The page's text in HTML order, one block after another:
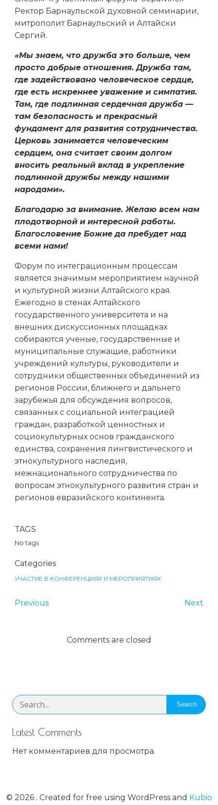
Ректор Барнаульской духовной семинарии,
митрополит Барнаульский и Алтайски
Сергий.
«Мы знаем, что дружба это больше, чем
просто добрые отношения. Дружба там,
где задействовано человеческое сердце,
где есть искреннее уважение и симпатия.
Там, где подлинная сердечная дружба —
там безопасность и прекрасный
фундамент для развития сотрудничества.
Церковь занимается человеческим
сердцем, она считает своим долгом
вносить реальный вклад в укрепление
подлинной дружбы между нашими
народами».
Благодарю за внимание. Желаю всем нам
плодотворной и интересной работы.
Благословение Божие да пребудет над
всеми нами!
Форум по интеграционным процессам
является значимым мероприятием научной
и культурной жизни Алтайского края.
Ежегодно в стенах Алтайского
государственного университета и на
внешних дискуссионных площадках
собираются ученые, государственные и
муниципальные служащие, работники
учреждений культуры, руководители и
сотрудники общественных объединений из
регионов России, ближнего и дальнего
зарубежья для обсуждения вопросов,
связанных с социальной интеграцией
граждан, разработкой ценностных и
социокультурных основ гражданского
единства, сохранения лингвистического и
этнокультурного наследия,
межнационального сотрудничества по
вопросам этнокультурного развития стран и
регионов евразийского континента.
TAGS
No tags
Categories
УЧАСТИЕ В КОНФЕРЕНЦИЯХ И МЕРОПРИЯТИЯХ
Previous Next
Comments are closed
Search
Latest Comments
Нет комментариев для просмотра.
© 2026 . Created for free using WordPress and Kubio